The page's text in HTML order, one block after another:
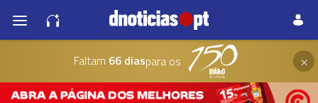
Faltam 66 diaspara os ×